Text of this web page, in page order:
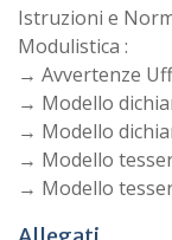
Istruzioni e
Modulistica :
→ Avvertenze
→ Modello
→ Modello
→ Modello
→ Modello